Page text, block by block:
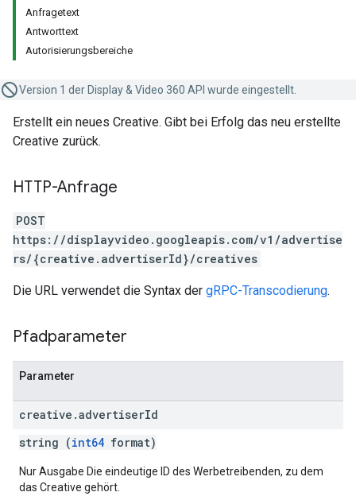
Anfragetext
Antworttext
Autorisierungsbereiche
Version 1 der Display & Video 360 API wurde eingestellt.
Erstellt ein neues Creative. Gibt bei Erfolg das neu erstellte
Creative zurück.
HTTP-Anfrage
POST
https://displayvideo.googleapis.com/v1/advertise
rs/{creative.advertiserId}/creatives
Die URL verwendet die Syntax der gRPC-Transcodierung.
Pfadparameter
Parameter
creative .advertiserId
string (int64 format)
Nur Ausgabe Die eindeutige ID des Werbetreibenden, zu dem
das Creative gehört.